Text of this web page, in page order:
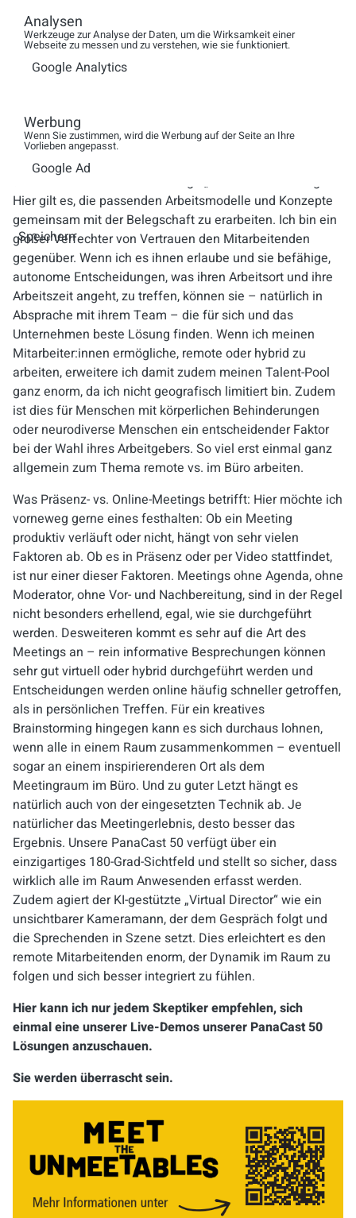
höher sind als bei virtuellen Treffen. Richtig oder falsch?
Gregor Knipper:Ich denke, dass man diese Frage nicht
einfach mit richtig oder falsch beantworten kann. In der
wahrscheinlich ein ganzes Buch füllen. Generell ist es
wichtig, zu verstehen, dass jedes Unternehmen, jedes
Team und jeder Mitarbeitende anders funktioniert. Es gibt
daher auch nicht nur eine einzige „One-fits-all“-Lösung.
Hier gilt es, die passenden Arbeitsmodelle und Konzepte
gemeinsam mit der Belegschaft zu erarbeiten. Ich bin ein
großer Verfechter von Vertrauen den Mitarbeitenden
gegenüber. Wenn ich es ihnen erlaube und sie befähige,
autonome Entscheidungen, was ihren Arbeitsort und ihre
Arbeitszeit angeht, zu treffen, können sie – natürlich in
Absprache mit ihrem Team – die für sich und das
Unternehmen beste Lösung finden. Wenn ich meinen
Mitarbeiter:innen ermögliche, remote oder hybrid zu
arbeiten, erweitere ich damit zudem meinen Talent-Pool
ganz enorm, da ich nicht geografisch limitiert bin. Zudem
ist dies für Menschen mit körperlichen Behinderungen
oder neurodiverse Menschen ein entscheidender Faktor
bei der Wahl ihres Arbeitgebers. So viel erst einmal ganz
allgemein zum Thema remote vs. im Büro arbeiten.
Was Präsenz- vs. Online-Meetings betrifft: Hier möchte ich
vorneweg gerne eines festhalten: Ob ein Meeting
produktiv verläuft oder nicht, hängt von sehr vielen
Faktoren ab. Ob es in Präsenz oder per Video stattfindet,
ist nur einer dieser Faktoren. Meetings ohne Agenda, ohne
Moderator, ohne Vor- und Nachbereitung, sind in der Regel
nicht besonders erhellend, egal, wie sie durchgeführt
werden. Desweiteren kommt es sehr auf die Art des
Meetings an – rein informative Besprechungen können
sehr gut virtuell oder hybrid durchgeführt werden und
Entscheidungen werden online häufig schneller getroffen,
als in persönlichen Treffen. Für ein kreatives
Brainstorming hingegen kann es sich durchaus lohnen,
wenn alle in einem Raum zusammenkommen – eventuell
sogar an einem inspirierenderen Ort als dem
Meetingraum im Büro. Und zu guter Letzt hängt es
natürlich auch von der eingesetzten Technik ab. Je
natürlicher das Meetingerlebnis, desto besser das
Ergebnis. Unsere PanaCast 50 verfügt über ein
einzigartiges 180-Grad-Sichtfeld und stellt so sicher, dass
wirklich alle im Raum Anwesenden erfasst werden.
Zudem agiert der KI-gestützte „Virtual Director“ wie ein
unsichtbarer Kameramann, der dem Gespräch folgt und
die Sprechenden in Szene setzt. Dies erleichtert es den
remote Mitarbeitenden enorm, der Dynamik im Raum zu
folgen und sich besser integriert zu fühlen.
Hier kann ich nur jedem Skeptiker empfehlen, sich
einmal eine unserer Live-Demos unserer PanaCast 50
Lösungen anzuschauen.
Sie werden überrascht sein.
Analysen
Werkzeuge zur Analyse der Daten, um die Wirksamkeit einer
Webseite zu messen und zu verstehen, wie sie funktioniert.
Google Analytics
Werbung
Wenn Sie zustimmen, wird die Werbung auf der Seite an Ihre
Vorlieben angepasst.
Google Ad
Speichern